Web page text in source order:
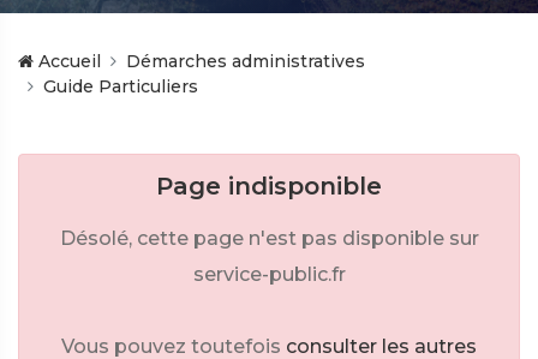
Accueil
Démarches administratives
Guide Particuliers
Page indisponible
Désolé, cette page n'est pas disponible sur
service-public.fr
Vous pouvez toutefois consulter les autres